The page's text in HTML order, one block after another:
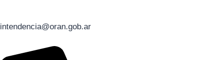
intendencia@oran.gob.ar